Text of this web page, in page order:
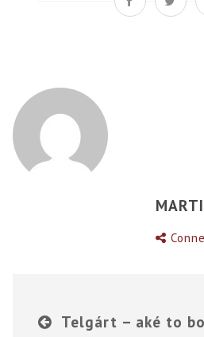
Telgárt – aké to